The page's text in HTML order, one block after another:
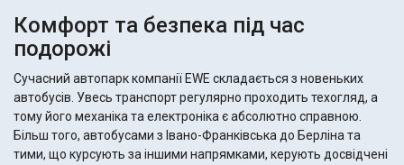
Комфорт та безпека під час
подорожі
Сучасний автопарк компанії EWE складається з новеньких
автобусів. Увесь транспорт регулярно проходить техогляд, а
тому його механіка та електроніка є абсолютно справною.
Більш того, автобусами з Івано-Франківська до Берліна та
тими, що курсують за іншими напрямками, керують досвідчені